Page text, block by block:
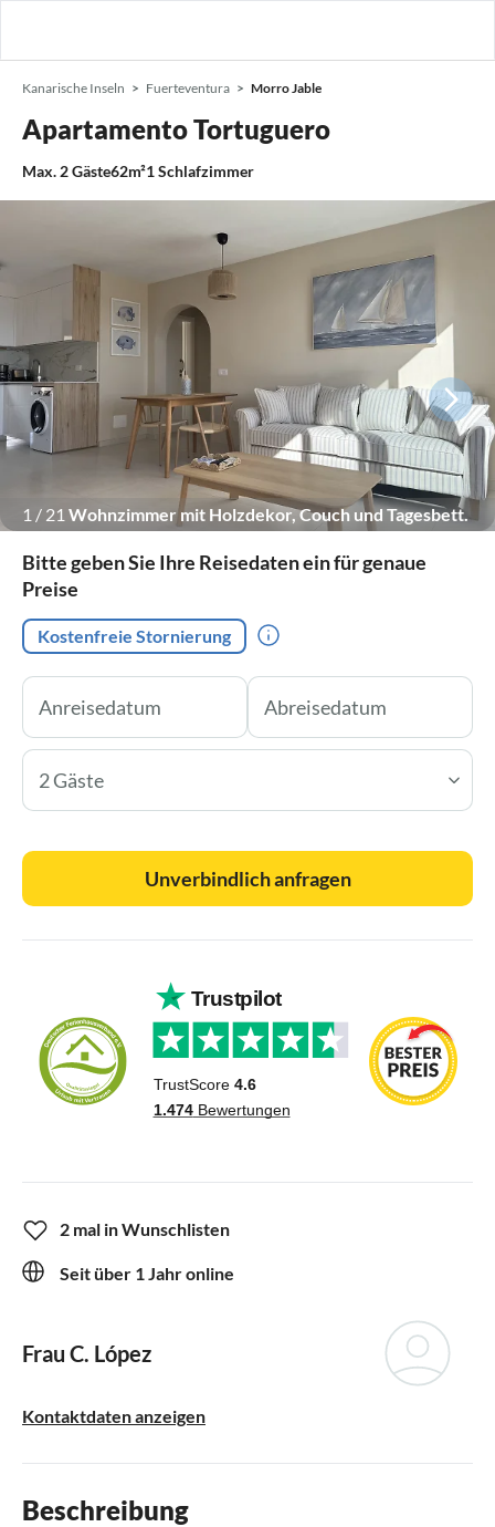
Kanarische Inseln Fuerteventura Morro Jable
Apartamento Tortuguero
Max. 2Gäste62m²1Schlafzimmer
1 / 21 Wohnzimmer mit Holzdekor, Couch und Tagesbett.
Bitte geben Sie Ihre Reisedaten ein für genaue
Preise
Kostenfreie Stornierung
2 Gäste
Unverbindlich anfragen
2 mal in Wunschlisten
Seit über 1 Jahr online
Frau C. López
Kontaktdaten anzeigen
Beschreibung